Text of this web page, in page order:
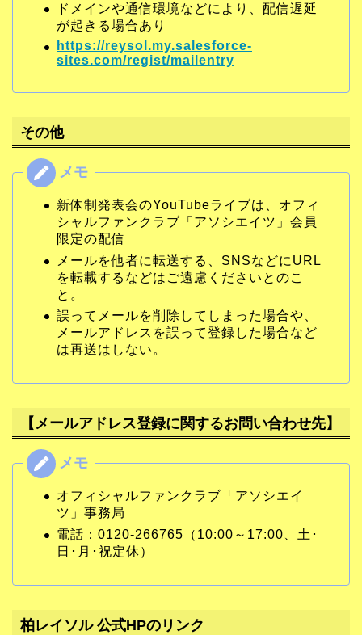
ドメインや通信環境などにより、配信遅延
が起きる場合あり
https://reysol.my.salesforce-
sites.com/regist/mailentry
その他
新体制発表会のYouTubeライブは、オフィ
シャルファンクラブ「アソシエイツ」会員
限定の配信
メールを他者に転送する、SNSなどにURL
を転載するなどはご遠慮くださいとのこ
と。
誤ってメールを削除してしまった場合や、
メールアドレスを誤って登録した場合など
は再送はしない。
【メールアドレス登録に関するお問い合わせ先】
オフィシャルファンクラブ「アソシエイ
ツ」事務局
電話：0120-266765（10:00～17:00、土･
日･月･祝定休）
柏レイソル 公式HPのリンク